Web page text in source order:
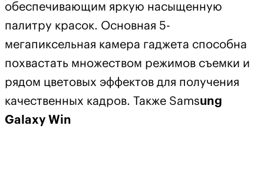
обеспечивающим яркую насыщенную
палитру красок. Основная 5-
мегапиксельная камера гаджета способна
похвастать множеством режимов съемки и
рядом цветовых эффектов для получения
качественных кадров. Также Samsung
Galaxy Win